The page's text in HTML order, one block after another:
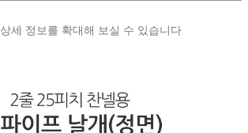
상세 정보를 확대해 보실 수 있습니다